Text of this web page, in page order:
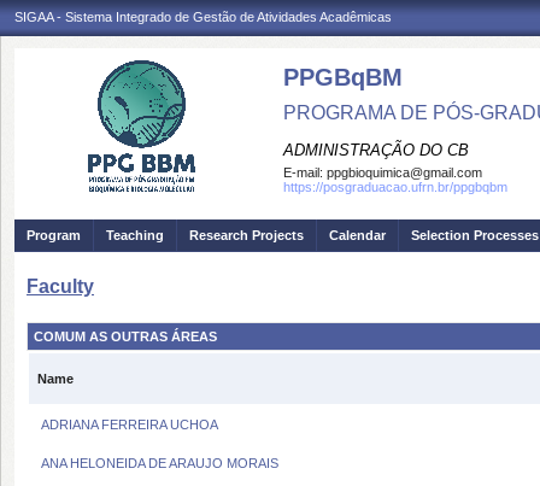
SIGAA - Sistema Integrado de Gestão de Atividades Acadêmicas
PPGBqBM
PROGRAMA DE PÓS-
ADMINISTRAÇÃO DO CB
E-mail: ppgbioquimica@gmail.com
https://posgraduacao.ufrn.br/ppgbqbm
Program Teaching Research Projects Calendar Selection Processes
Faculty
COMUM AS OUTRAS ÁREAS
Name
ADRIANA FERREIRA UCHOA
ANA HELONEIDA DE ARAUJO MORAIS